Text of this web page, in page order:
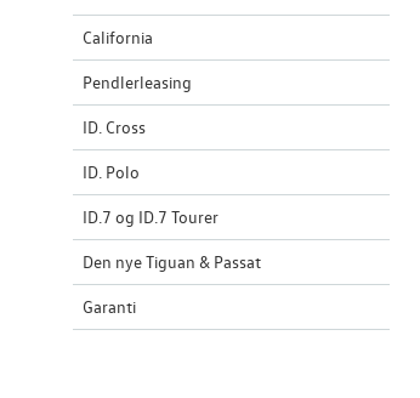
California
Pendlerleasing
ID. Cross
ID. Polo
ID.7 og ID.7 Tourer
Den nye Tiguan & Passat
Garanti